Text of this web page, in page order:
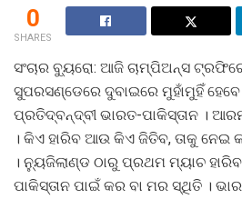
0
SHARES
ସଂଚାର ବ୍ୟୁରୋ: ଆଜି ଚାମ୍ପିଅନ୍ସ
ସୁପରସଣ୍ଡେରେ ଦୁବାଇରେ ମୁହାଁମୁହିଁ
ପ୍ରତିଦ୍ବନ୍ଦ୍ବୀ ଭାରତ-ପାକିସ୍ତାନ ।
। କିଏ ହାରିବ ଆଉ କିଏ ଜିତିବ, ତାକୁ ନେଇ
। ନ୍ୟୁଜିଲାଣ୍ଡ ଠାରୁ ପ୍ରଥମ ମ୍ୟାଚ
ପାକିସ୍ତାନ ପାଇଁ କର ବା ମର ସ୍ଥିତି ।